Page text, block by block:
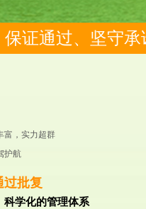
证通过、坚守承
富，实力超群
护航
过批复
科学化的管理体系